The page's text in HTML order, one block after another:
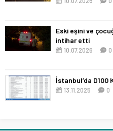
Eski eşini ve
intihar etti
10.07.2026 0
İstanbul’da
13.11.2025 0